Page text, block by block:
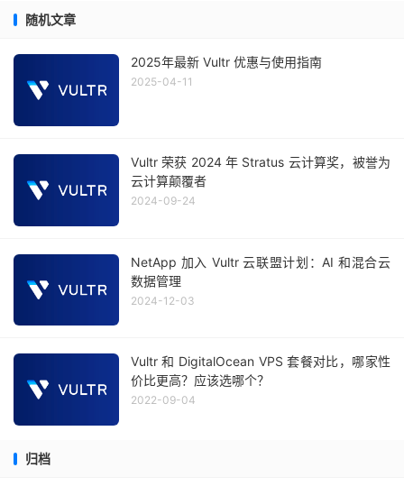
随机文章
2025年最新 Vultr 优惠与使用指南
2025-04-11
Vultr 荣获 2024 年 Stratus 云计算奖，被誉为
云计算颠覆者
2024-09-24
NetApp 加入 Vultr 云联盟计划：AI 和混合云
数据管理
2024-12-03
Vultr 和 DigitalOcean VPS 套餐对比，哪家性
价比更高？应该选哪个？
2022-09-04
归档